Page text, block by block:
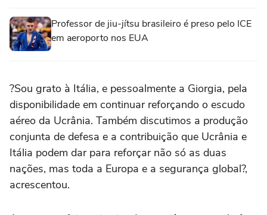
Professor de jiu-jítsu brasileiro é preso pelo ICE
em aeroporto nos EUA
?Sou grato à Itália, e pessoalmente a Giorgia, pela
disponibilidade em continuar reforçando o escudo
aéreo da Ucrânia. Também discutimos a produção
conjunta de defesa e a contribuição que Ucrânia e
Itália podem dar para reforçar não só as duas
nações, mas toda a Europa e a segurança global?,
acrescentou.